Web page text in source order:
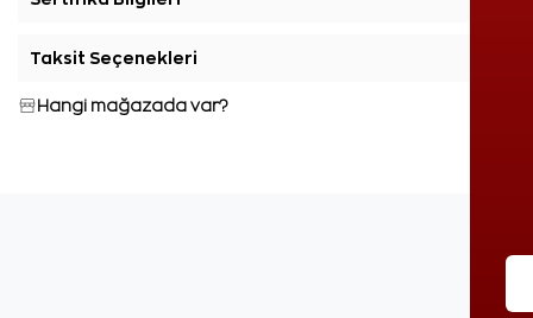
Taksit Seçenekleri
Hangi mağazada var?